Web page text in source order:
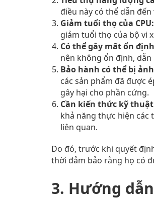
điều này có thể dẫn
Giảm tuổi thọ của CPU:
giảm tuổi thọ của bộ vi
Có thể gây mất ổn
nên không ổn định,
Bảo hành có thể bị
các sản phẩm đã được
gây hại cho phần cứng.
Cần kiến thức kỹ
khả năng thực hiện các
liên quan.
Do đó, trước khi quyết
thời đảm bảo rằng họ có
3. Hướng